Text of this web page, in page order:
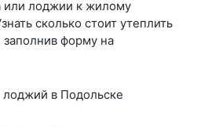
или лоджии к жилому
сколько стоит утеплить
форму на